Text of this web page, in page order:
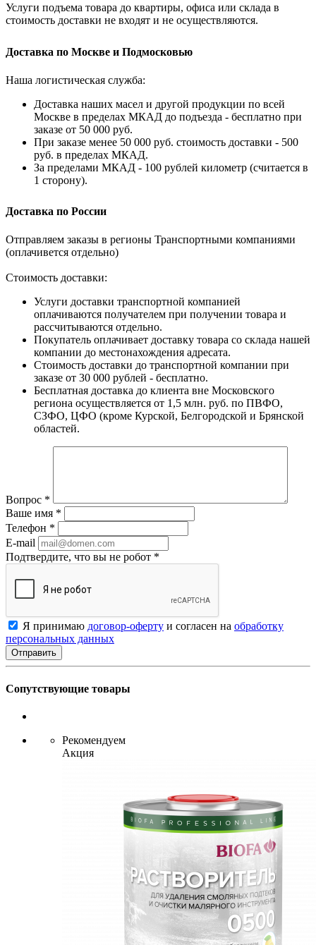
Услуги подъема товара до квартиры, офиса или склада в
стоимость доставки не входят и не осуществляются.
Доставка по Москве и Подмосковью
Наша логистическая служба:
Доставка наших масел и другой продукции по всей
Москве в пределах МКАД до подъезда - бесплатно при
заказе от 50 000 руб.
При заказе менее 50 000 руб. стоимость доставки - 500
руб. в пределах МКАД.
За пределами МКАД - 100 рублей километр (считается в
1 сторону).
Доставка по России
Отправляем заказы в регионы Транспортными компаниями
(оплачивется отдельно)
Стоимость доставки:
Услуги доставки транспортной компанией
оплачиваются получателем при получении товара и
рассчитываются отдельно.
Покупатель оплачивает доставку товара со склада нашей
компании до местонахождения адресата.
Стоимость доставки до транспортной компании при
заказе от 30 000 рублей - бесплатно.
Бесплатная доставка до клиента вне Московского
региона осуществляется от 1,5 млн. руб. по ПВФО,
СЗФО, ЦФО (кроме Курской, Белгородской и Брянской
областей.
Вопрос *
Ваше имя *
Телефон *
E-mail
Подтвердите, что вы не робот *
Я принимаю договор-оферту и согласен на обработку
персональных данных
Сопутствующие товары
Рекомендуем
Акция